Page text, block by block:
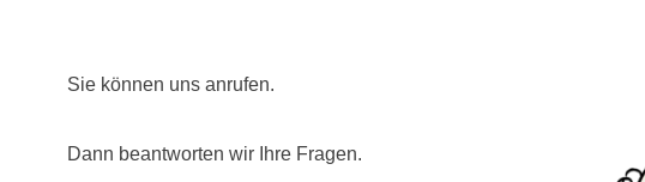
Sie können uns anrufen.
Dann beantworten wir Ihre Fragen.